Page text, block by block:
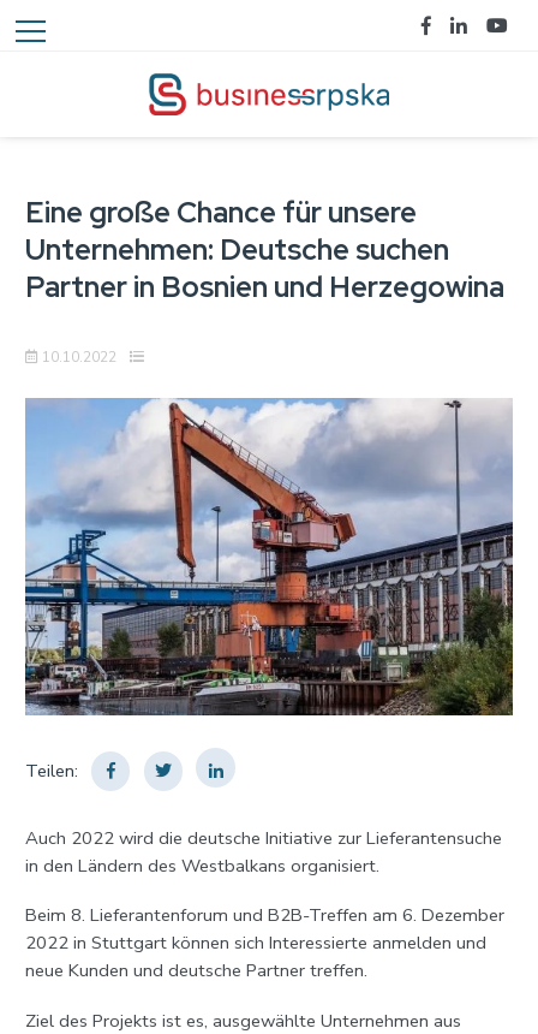
Eine große Chance für unsere
Unternehmen: Deutsche suchen
Partner in Bosnien und Herzegowina
10.10.2022
Teilen:
Auch 2022 wird die deutsche Initiative zur Lieferantensuche
in den Ländern des Westbalkans organisiert.
Beim 8. Lieferantenforum und B2B-Treffen am 6. Dezember
2022 in Stuttgart können sich Interessierte anmelden und
neue Kunden und deutsche Partner treffen.
Ziel des Projekts ist es, ausgewählte Unternehmen aus